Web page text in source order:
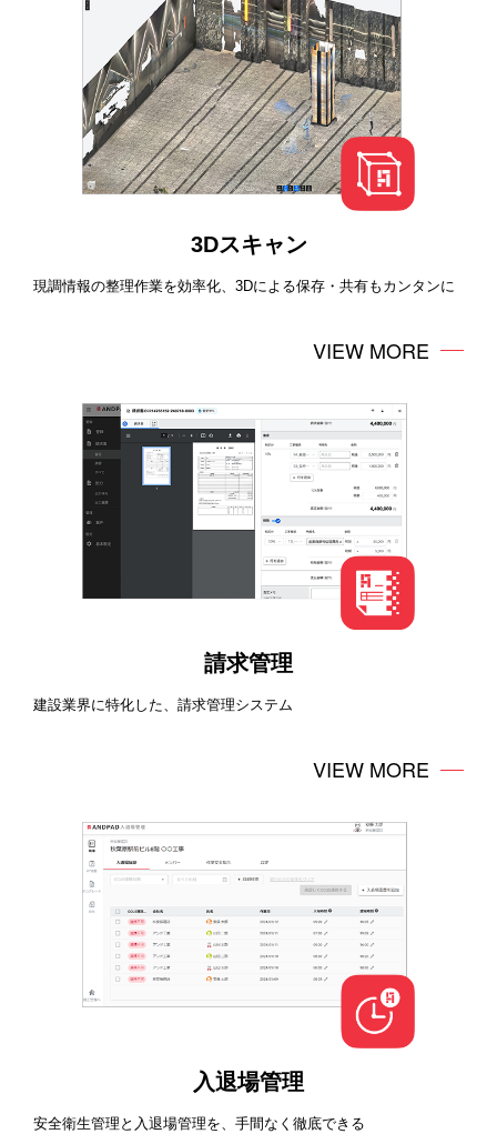
3Dスキャン
現調情報の整理作業を効率化、3Dによる保存・共有もカンタンに
VIEW MORE
請求管理
建設業界に特化した、請求管理システム
VIEW MORE
入退場管理
安全衛生管理と入退場管理を、手間なく徹底できる